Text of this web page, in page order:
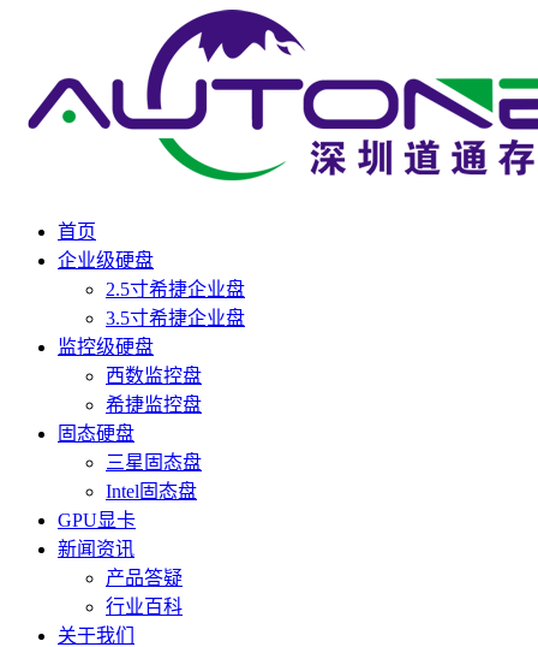
首页
企业级硬盘
2.5寸希捷企业盘
3.5寸希捷企业盘
监控级硬盘
西数监控盘
希捷监控盘
固态硬盘
三星固态盘
Intel固态盘
GPU显卡
新闻资讯
产品答疑
行业百科
关于我们